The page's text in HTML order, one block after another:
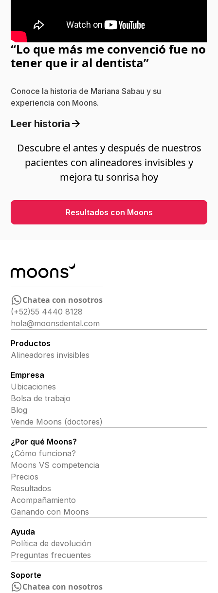
“Lo que más me convenció fue no
tener que ir al dentista”
Conoce la historia de Mariana Sabau y su
experiencia con Moons.
Leer historia
Descubre el antes y después de nuestros
pacientes con alineadores invisibles y
mejora tu sonrisa hoy
Resultados con Moons
Chatea con nosotros
(+52)55 4440 8128
hola@moonsdental.com
Productos
Alineadores invisibles
Empresa
Ubicaciones
Bolsa de trabajo
Blog
Vende Moons (doctores)
¿Por qué Moons?
¿Cómo funciona?
Moons VS competencia
Precios
Resultados
Acompañamiento
Ganando con Moons
Ayuda
Política de devolución
Preguntas frecuentes
Soporte
Chatea con nosotros